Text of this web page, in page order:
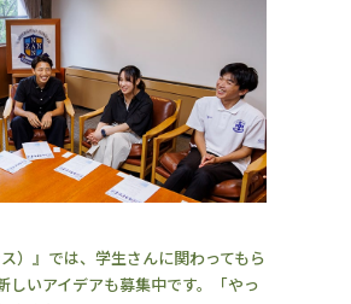
）』では、学生さんに関わってもら
しいアイデアも募集中です。「やっ